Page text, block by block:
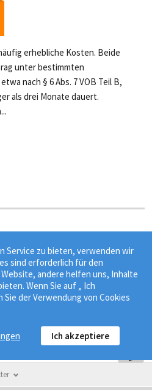
erhebliche Kosten. Beide
unter bestimmten
nach § 6 Abs. 7 VOB Teil B,
als drei Monate dauert.
BGB• Ersatzvornahme•
Service zu bieten, verwenden wir
sind erforderlich für den
andere helfen uns, Inhalte
Wenn Sie auf „ Ich
der Verwendung von Cookies
Ich akzeptiere